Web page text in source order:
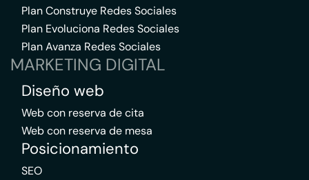
Plan Construye Redes Sociales
Plan Evoluciona Redes Sociales
Plan Avanza Redes Sociales
MARKETING DIGITAL
Diseño web
Web con reserva de cita
Web con reserva de mesa
Posicionamiento
SEO